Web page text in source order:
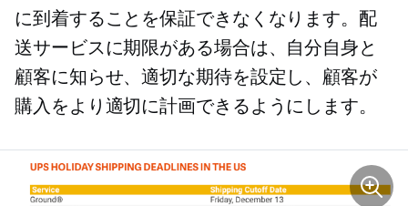
に到着することを保証できなくなります。配
送サービスに期限がある場合は、自分自身と
顧客に知らせ、適切な期待を設定し、顧客が
購入をより適切に計画できるようにします。